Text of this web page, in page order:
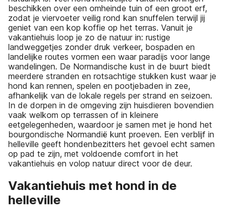
beschikken over een omheinde tuin of een groot erf,
zodat je viervoeter veilig rond kan snuffelen terwijl jij
geniet van een kop koffie op het terras. Vanuit je
vakantiehuis loop je zo de natuur in: rustige
landweggetjes zonder druk verkeer, bospaden en
landelijke routes vormen een waar paradijs voor lange
wandelingen. De Normandische kust in de buurt biedt
meerdere stranden en rotsachtige stukken kust waar je
hond kan rennen, spelen en pootjebaden in zee,
afhankelijk van de lokale regels per strand en seizoen.
In de dorpen in de omgeving zijn huisdieren bovendien
vaak welkom op terrassen of in kleinere
eetgelegenheden, waardoor je samen met je hond het
bourgondische Normandië kunt proeven. Een verblijf in
helleville geeft hondenbezitters het gevoel echt samen
op pad te zijn, met voldoende comfort in het
vakantiehuis en volop natuur direct voor de deur.
Vakantiehuis met hond in de
helleville